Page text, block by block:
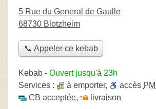
5 Rue du General de Gaulle
68730 Blotzheim
📞 Appeler ce kebab
Kebab - Ouvert jusqu'à 23h
Services :
à emporter, accès
CB acceptée,
livraison